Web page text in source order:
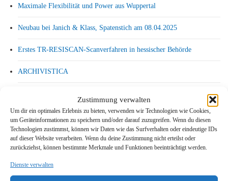
Zustimmung verwalten
Um dir ein optimales Erlebnis zu bieten, verwenden wir Technologien wie Cookies,
um Geräteinformationen zu speichern und/oder darauf zuzugreifen. Wenn du diesen
Technologien zustimmst, können wir Daten wie das Surfverhalten oder eindeutige IDs
auf dieser Website verarbeiten. Wenn du deine Zustimmung nicht erteilst oder
zurückziehst, können bestimmte Merkmale und Funktionen beeinträchtigt werden.
Dienste verwalten
Maximale Flexibilität und Power aus Wuppertal
Neubau bei Janich & Klass, Spatenstich am 08.04.2025
Erstes TR-RESISCAN-Scanverfahren in hessischer Behörde
ARCHIVISTICA
Qualität kommt vor Geschwindigkeit
Scan-Projekte in großen Dimensionen erfordern viel Know-how